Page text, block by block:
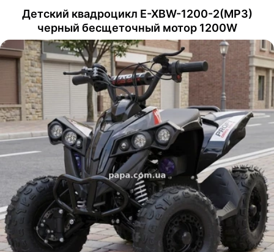
Детский квадроцикл E-XBW-1200-2(MP3)
черный бесщеточный мотор 1200W